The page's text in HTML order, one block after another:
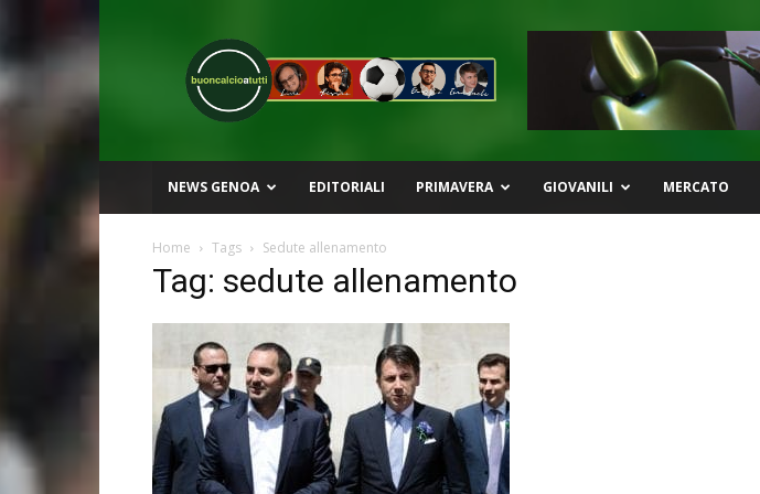
Buon
Calcio
a
Tutti
NEWS GENOA EDITORIALI PRIMAVERA GIOVANILI MERCATO
Home Tags Sedute allenamento
Tag: sedute allenamento